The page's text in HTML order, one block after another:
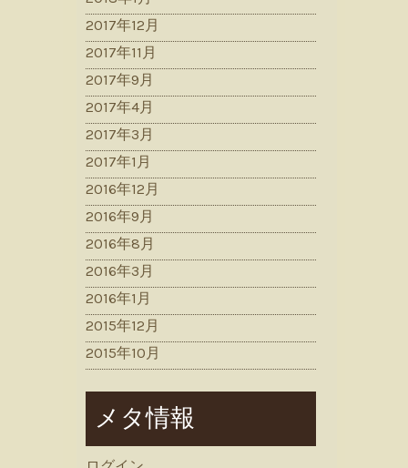
2017年12月
2017年11月
2017年9月
2017年4月
2017年3月
2017年1月
2016年12月
2016年9月
2016年8月
2016年3月
2016年1月
2015年12月
2015年10月
メタ情報